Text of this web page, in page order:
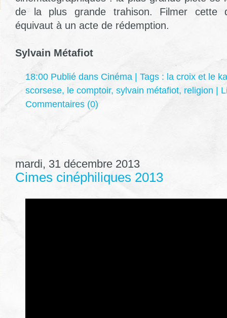
de la plus grande trahison. Filmer cette
équivaut à un acte de rédemption.
Sylvain Métafiot
18:00 Publié dans Cinéma | Tags : la croix et le
scorsese, le comptoir, sylvain métafiot, religion |
Commentaires (0)
mardi, 31 décembre 2013
Cimes cinéphiliques 2013